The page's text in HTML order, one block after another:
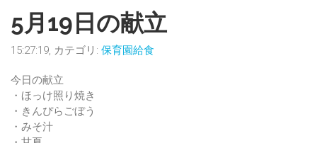
5月19日の献立
15:27:19, カテゴリ: 保育園給食
今日の献立
・ほっけ照り焼き
・きんぴらごぼう
・みそ汁